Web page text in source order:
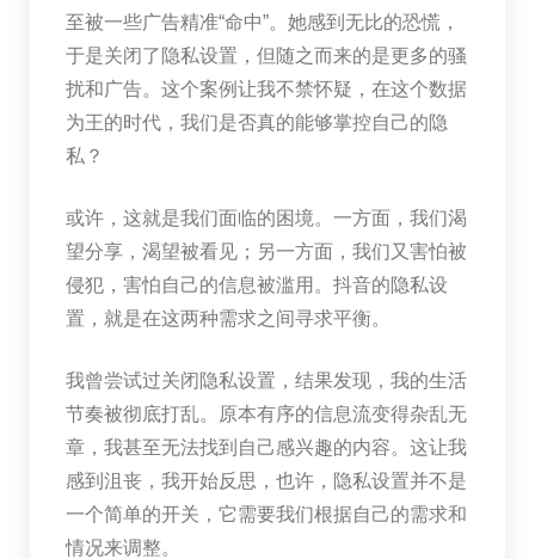
至被一些广告精准“命中”。她感到无比的恐慌，
于是关闭了隐私设置，但随之而来的是更多的骚
扰和广告。这个案例让我不禁怀疑，在这个数据
为王的时代，我们是否真的能够掌控自己的隐
私？
或许，这就是我们面临的困境。一方面，我们渴
望分享，渴望被看见；另一方面，我们又害怕被
侵犯，害怕自己的信息被滥用。抖音的隐私设
置，就是在这两种需求之间寻求平衡。
我曾尝试过关闭隐私设置，结果发现，我的生活
节奏被彻底打乱。原本有序的信息流变得杂乱无
章，我甚至无法找到自己感兴趣的内容。这让我
感到沮丧，我开始反思，也许，隐私设置并不是
一个简单的开关，它需要我们根据自己的需求和
情况来调整。